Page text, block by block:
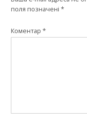
поля позначені*
Коментар*